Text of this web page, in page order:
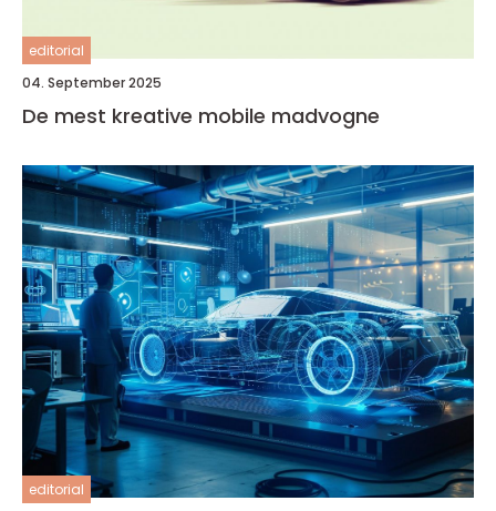
editorial
04. September 2025
De mest kreative mobile madvogne
editorial